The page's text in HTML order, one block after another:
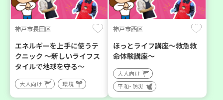
神戸市長田区
エネルギーを上手に使うテ
クニック ～新しいライフス
タイルで地球を守る～
大人向け 環境
神戸市西区
ほっとライフ講座～救急救
命体験講座～
大人向け
平和・防災